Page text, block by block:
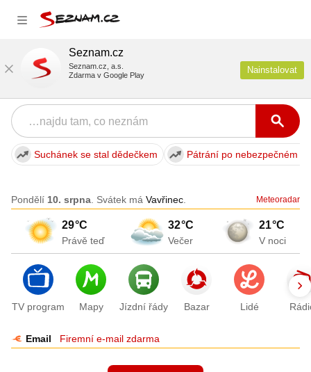
Seznam.cz
Seznam.cz, a.s.
Zdarma v Google Play
Nainstalovat
Suchánek se stal dědečkem Pátrání po nebezpečném
Pondělí 10. srpna Svátek má Vavřinec Meteoradar
29°C
Právě teď
32°C
Večer
21°C
V noci
TV program Mapy Jízdní řády Bazar Lidé
Email Firemní e-mail zdarma